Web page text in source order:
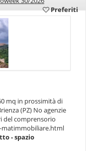
Preferiti
mq in prossimità di
(PZ) No agenzie
del comprensorio
- spazio